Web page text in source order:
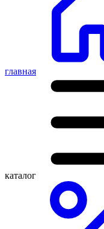
главная
каталог